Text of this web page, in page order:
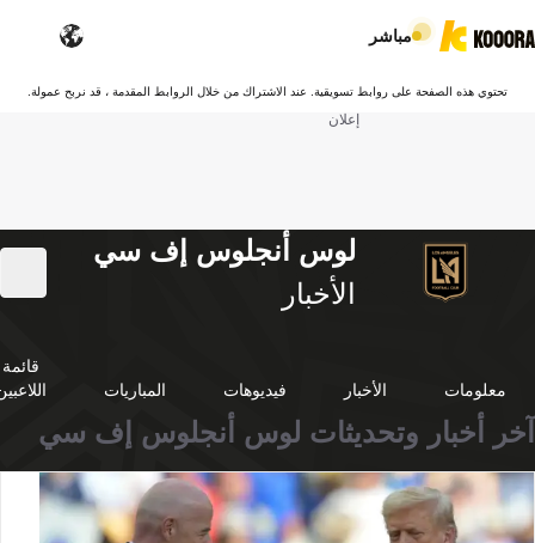
مباشر
تحتوي هذه الصفحة على روابط تسويقية. عند الاشتراك من خلال الروابط المقدمة ، قد نربح عمولة.
إعلان
لوس أنجلوس إف سي
الأخبار
معلومات الأخبار فيديوهات المباريات
قائمة
آخر أخبار وتحديثات لوس أنجلوس إف سي